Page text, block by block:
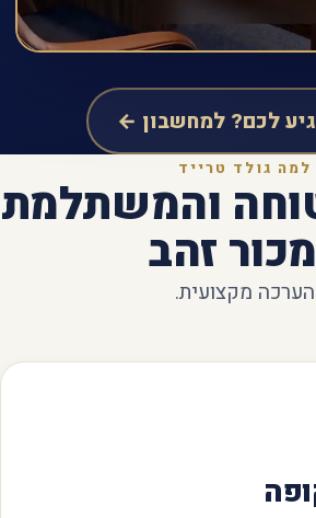
לכם? למחשבון ←
למה גולד טרייד
והמשתלמת
זהב
הערכה מקצועית.